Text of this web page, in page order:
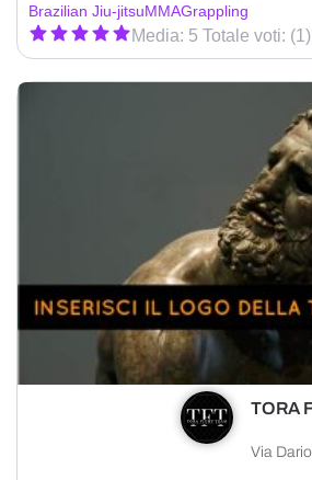
Brazilian Jiu-jitsuMMAGrappling
Media: 5 Totale voti: (1)